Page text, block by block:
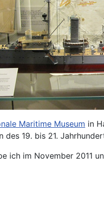
Maritime Museum in
des 19. bis 21.
ich im November 2011